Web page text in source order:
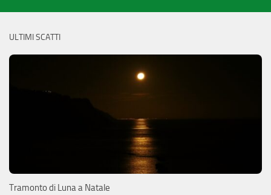
ULTIMI SCATTI
Tramonto di Luna a Natale